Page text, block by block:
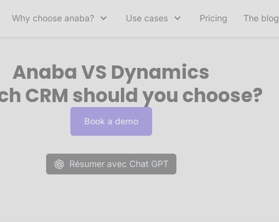
Why choose anaba? Use cases Pricing The blog
Anaba VS Dynamics
CRM should you choose?
Book a demo
Résumer avec Chat GPT